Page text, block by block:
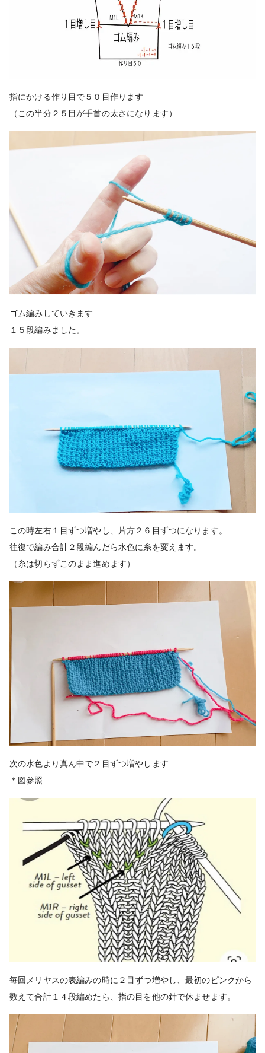
指にかける作り目で５０目作ります
（この半分２５目が手首の太さになります）
ゴム編みしていきます
１５段編みました。
この時左右１目ずつ増やし、片方２６目ずつになります。
往復で編み合計２段編んだら水色に糸を変えます。
（糸は切らずこのまま進めます）
次の水色より真ん中で２目ずつ増やします
＊図参照
毎回メリヤスの表編みの時に２目ずつ増やし、最初のピンクから
数えて合計１４段編めたら、指の目を他の針で休ませます。